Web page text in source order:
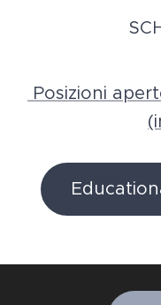
Posizioni